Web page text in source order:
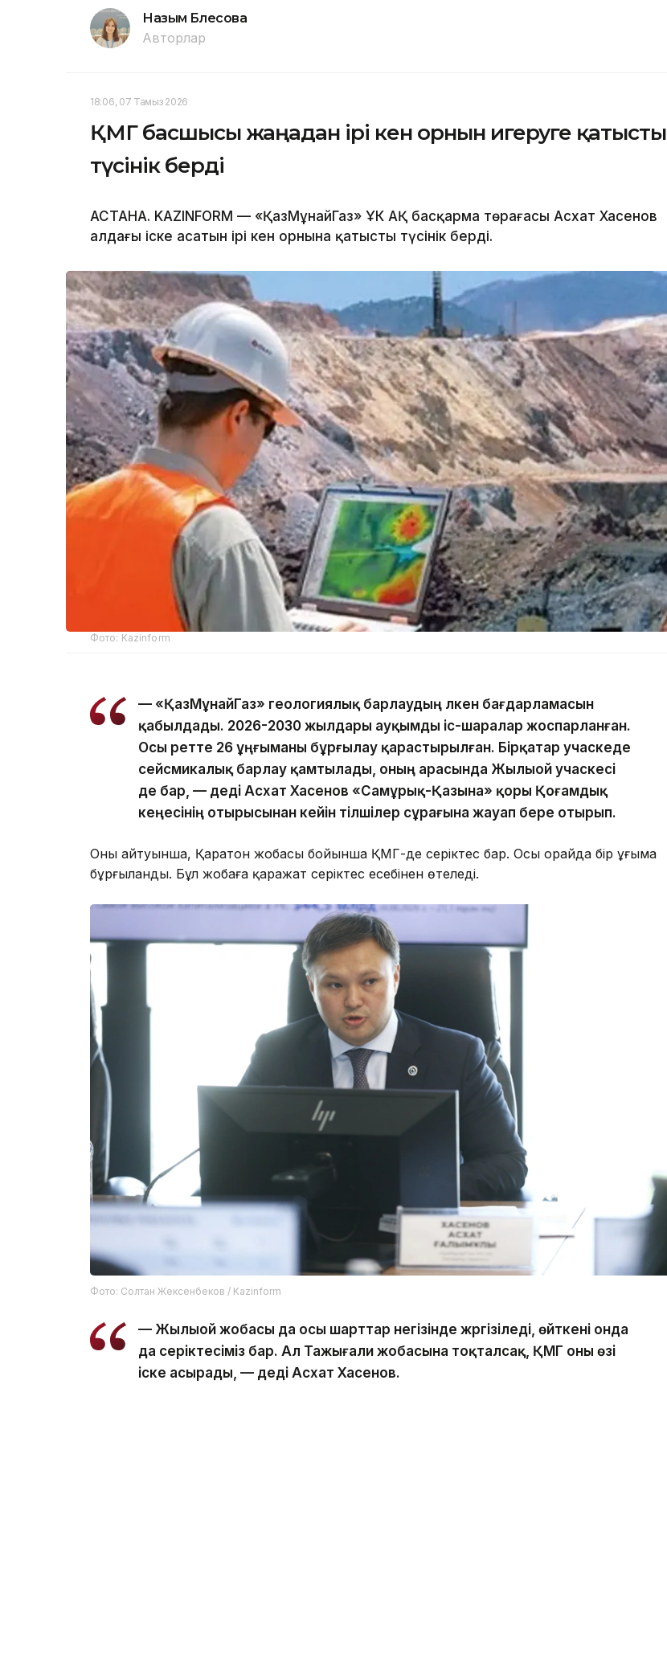
Назым Бөлесова
Авторлар
18:06, 07 Тамыз 2026
ҚМГ басшысы жаңадан ірі кен орнын игеруге қатысты
түсінік берді
АСТАНА. KAZINFORM — «ҚазМұнайГаз» ҰК АҚ басқарма төрағасы Асхат Хасенов
алдағы іске асатын ірі кен орнына қатысты түсінік берді.
Фото: Kazinform
— «ҚазМұнайГаз» геологиялық барлаудың үлкен бағдарламасын
қабылдады. 2026-2030 жылдары ауқымды іс-шаралар жоспарланған.
Осы ретте 26 ұңғыманы бұрғылау қарастырылған. Бірқатар учаскеде
сейсмикалық барлау қамтылады, оның арасында Жылыой учаскесі
де бар, — деді Асхат Хасенов «Самұрық-Қазына» қоры Қоғамдық
кеңесінің отырысынан кейін тілшілер сұрағына жауап бере отырып.
Оның айтуынша, Қаратон жобасы бойынша ҚМГ-де серіктес бар. Осы орайда бір ұңғыма
бұрғыланды. Бұл жобаға қаражат серіктес есебінен өтеледі.
Фото: Солтан Жексенбеков / Kazinform
— Жылыой жобасы да осы шарттар негізінде жүргізіледі, өйткені онда
да серіктесіміз бар. Ал Тажығали жобасына тоқталсақ, ҚМГ оны өзі
іске асырады, — деді Асхат Хасенов.